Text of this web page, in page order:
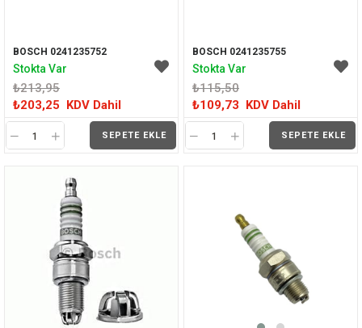
BOSCH 0241235752
₺213,95
₺203,25 KDV Dahil
SEPETE EKLE
Stokta Var
BOSCH 0241235755
₺115,50
₺109,73 KDV Dahil
SEPETE EKLE
Stokta Var